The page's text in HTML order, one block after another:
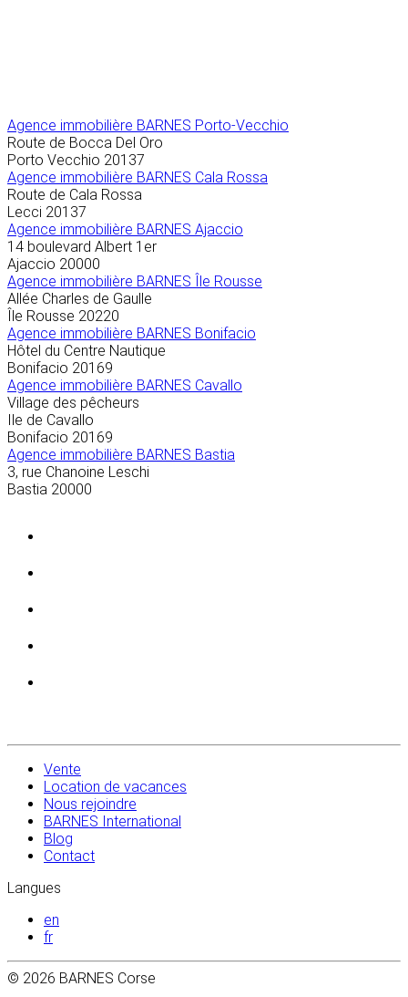
Agence immobilière BARNES Porto-Vecchio
Route de Bocca Del Oro
Porto Vecchio 20137
Agence immobilière BARNES Cala Rossa
Route de Cala Rossa
Lecci 20137
Agence immobilière BARNES Ajaccio
14 boulevard Albert 1er
Ajaccio 20000
Agence immobilière BARNES Île Rousse
Allée Charles de Gaulle
Île Rousse 20220
Agence immobilière BARNES Bonifacio
Hôtel du Centre Nautique
Bonifacio 20169
Agence immobilière BARNES Cavallo
Village des pêcheurs
Ile de Cavallo
Bonifacio 20169
Agence immobilière BARNES Bastia
3, rue Chanoine Leschi
Bastia 20000
Vente
Location de vacances
Nous rejoindre
BARNES International
Blog
Contact
Langues
en
fr
© 2026 BARNES Corse